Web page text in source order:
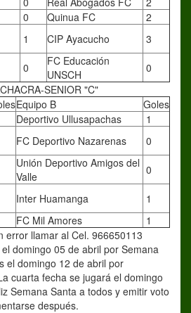
0 Quinua FC
2
1 CIP Ayacucho 3
0
FC Educación
UNSCH
0
SENIOR "C"
Equipo B
Goles
Deportivo Ullusapachas
1
FC Deportivo Nazarenas 0
Unión Deportivo Amigos del
Valle
0
Inter Huamanga
1
FC Mil Amores
1
error llamar al Cel. 966650113
domingo 05 de abril por Semana
el domingo 12 de abril por
cuarta fecha se jugará el domingo
Semana Santa a todos y emitir voto
después.